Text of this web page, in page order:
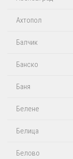
Ахтопол
Балчик
Банско
Баня
Белене
Белица
Белово